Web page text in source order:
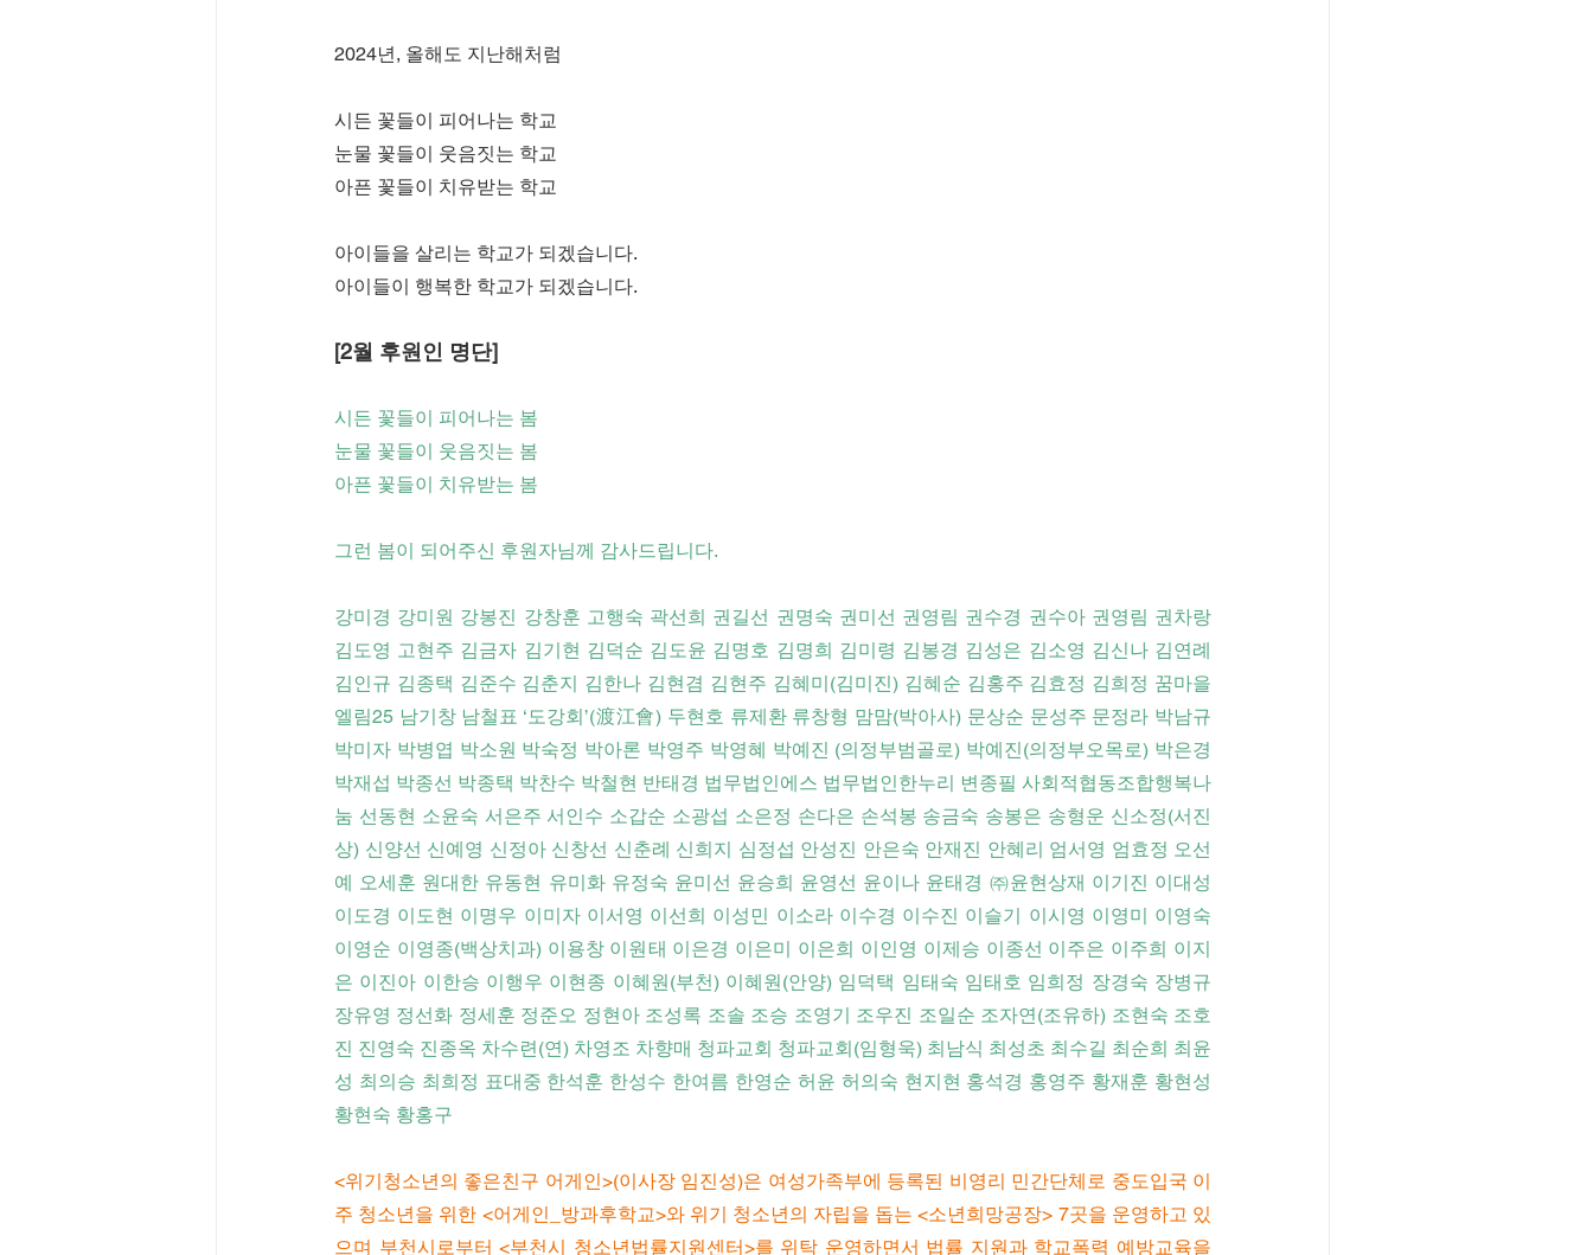
2024년, 올해도 지난해처럼
시든 꽃들이 피어나는 학교
눈물 꽃들이 웃음짓는 학교
아픈 꽃들이 치유받는 학교
아이들을 살리는 학교가 되겠습니다.
아이들이 행복한 학교가 되겠습니다.
[2월 후원인 명단]
시든 꽃들이 피어나는 봄
눈물 꽃들이 웃음짓는 봄
아픈 꽃들이 치유받는 봄
그런 봄이 되어주신 후원자님께 감사드립니다.
강미경 강미원 강봉진 강창훈 고행숙 곽선희 권길선 권명숙 권미선 권영림 권수경 권수아 권영림 권차랑
김도영 고현주 김금자 김기현 김덕순 김도윤 김명호 김명희 김미령 김봉경 김성은 김소영 김신나 김연례
김인규 김종택 김준수 김춘지 김한나 김현겸 김현주 김혜미(김미진) 김혜순 김홍주 김효정 김희정 꿈마을
엘림25 남기창 남철표 ‘도강회’(渡江會) 두현호 류제환 류창형 맘맘(박아사) 문상순 문성주 문정라 박남규
박미자 박병엽 박소원 박숙정 박아론 박영주 박영혜 박예진 (의정부범골로) 박예진(의정부오목로) 박은경
박재섭 박종선 박종택 박찬수 박철현 반태경 법무법인에스 법무법인한누리 변종필 사회적협동조합행복나
눔 선동현 소윤숙 서은주 서인수 소갑순 소광섭 소은정 손다은 손석봉 송금숙 송봉은 송형운 신소정(서진
상) 신양선 신예영 신정아 신창선 신춘례 신희지 심정섭 안성진 안은숙 안재진 안혜리 엄서영 엄효정 오선
예 오세훈 원대한 유동현 유미화 유정숙 윤미선 윤승희 윤영선 윤이나 윤태경 ㈜윤현상재 이기진 이대성
이도경 이도현 이명우 이미자 이서영 이선희 이성민 이소라 이수경 이수진 이슬기 이시영 이영미 이영숙
이영순 이영종(백상치과) 이용창 이원태 이은경 이은미 이은희 이인영 이제승 이종선 이주은 이주희 이지
은 이진아 이한승 이행우 이현종 이혜원(부천) 이혜원(안양) 임덕택 임태숙 임태호 임희정 장경숙 장병규
장유영 정선화 정세훈 정준오 정현아 조성록 조솔 조승 조영기 조우진 조일순 조자연(조유하) 조현숙 조호
진 진영숙 진종옥 차수련(연) 차영조 차향매 청파교회 청파교회(임형욱) 최남식 최성초 최수길 최순희 최윤
성 최의승 최희정 표대중 한석훈 한성수 한여름 한영순 허윤 허의숙 현지현 홍석경 홍영주 황재훈 황현성
황현숙 황홍구
<위기청소년의 좋은친구 어게인>(이사장 임진성)은 여성가족부에 등록된 비영리 민간단체로 중도입국 이
주 청소년을 위한 <어게인_방과후학교>와 위기 청소년의 자립을 돕는 <소년희망공장> 7곳을 운영하고 있
으며 부천시로부터 <부천시 청소년법률지원센터>를 위탁 운영하면서 법률 지원과 학교폭력 예방교육을